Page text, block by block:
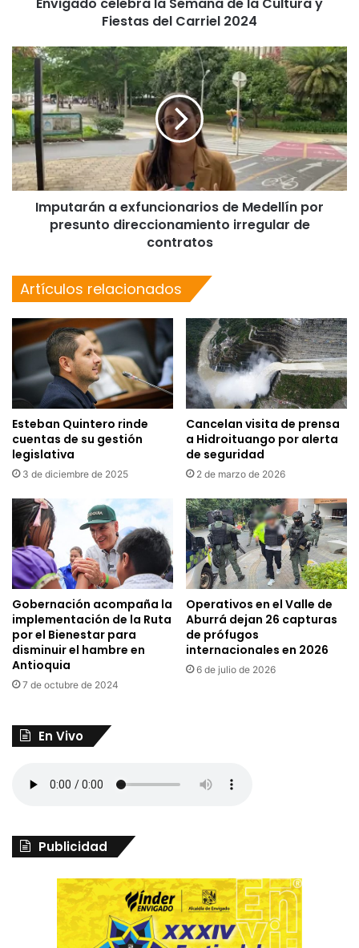
Fiestas del Carriel 2024
Imputarán a exfuncionarios de Medellín por
presunto direccionamiento irregular de
contratos
Artículos relacionados
Esteban Quintero rinde
cuentas de su gestión
legislativa
3 de diciembre de 2025
Cancelan visita de prensa
a Hidroituango por alerta
de seguridad
2 de marzo de 2026
Gobernación acompaña la
implementación de la Ruta
por el Bienestar para
disminuir el hambre en
Antioquia
7 de octubre de 2024
Operativos en el Valle de
Aburrá dejan 26 capturas
de prófugos
internacionales en 2026
6 de julio de 2026
En Vivo
Publicidad